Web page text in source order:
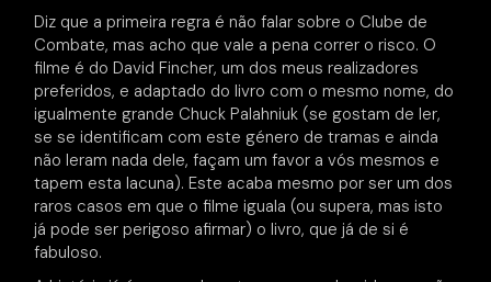
Diz que a primeira regra é não falar sobre o Clube de
Combate, mas acho que vale a pena correr o risco. O
filme é do David Fincher, um dos meus realizadores
preferidos, e adaptado do livro com o mesmo nome, do
igualmente grande Chuck Palahniuk (se gostam de ler,
se se identificam com este género de tramas e ainda
não leram nada dele, façam um favor a vós mesmos e
tapem esta lacuna). Este acaba mesmo por ser um dos
raros casos em que o filme iguala (ou supera, mas isto
já pode ser perigoso afirmar) o livro, que já de si é
fabuloso.